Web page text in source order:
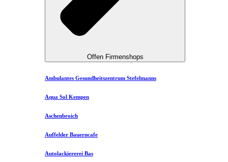
Offen Firmenshops
Ambulantes Gesundheitszentrum Stefelmanns
Aqua Sol Kempen
Aschenbroich
Auffelder Bauerncafe
Autolackiererei Bas